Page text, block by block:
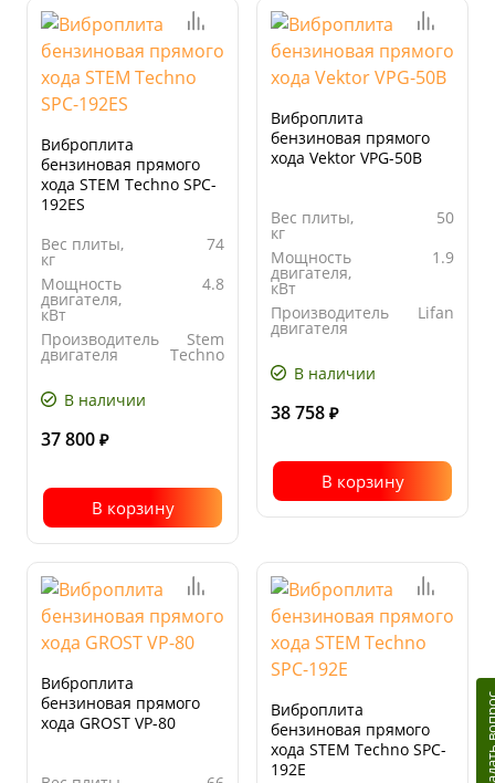
Виброплита
бензиновая прямого
хода STEM Techno SPC-
192ES
Вес плиты,
кг
74
Мощность
двигателя,
кВт
4.8
Производитель
двигателя
Stem
Techno
основания
плиты, мм
В наличии
37 800 ₽
В корзину
Виброплита
бензиновая прямого
хода Vektor VPG-50B
Вес плиты,
кг
50
Мощность
двигателя,
кВт
1.9
Производитель
двигателя
Lifan
двигателя
В наличии
38 758 ₽
В корзину
Виброплита
бензиновая прямого
хода GROST VP-80
Виброплита
бензиновая прямого
хода STEM Techno SPC-
192E